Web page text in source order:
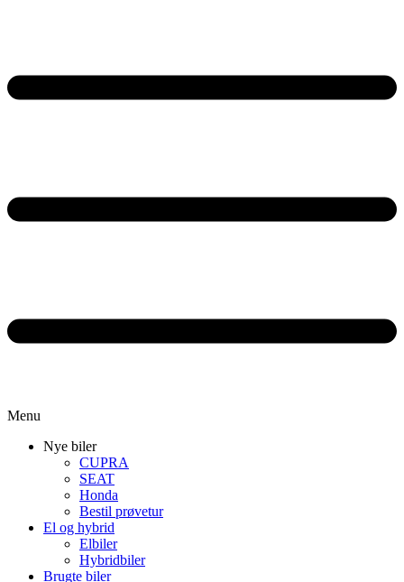
Menu
Nye biler
CUPRA
SEAT
Honda
Bestil prøvetur
El og hybrid
Elbiler
Hybridbiler
Brugte biler